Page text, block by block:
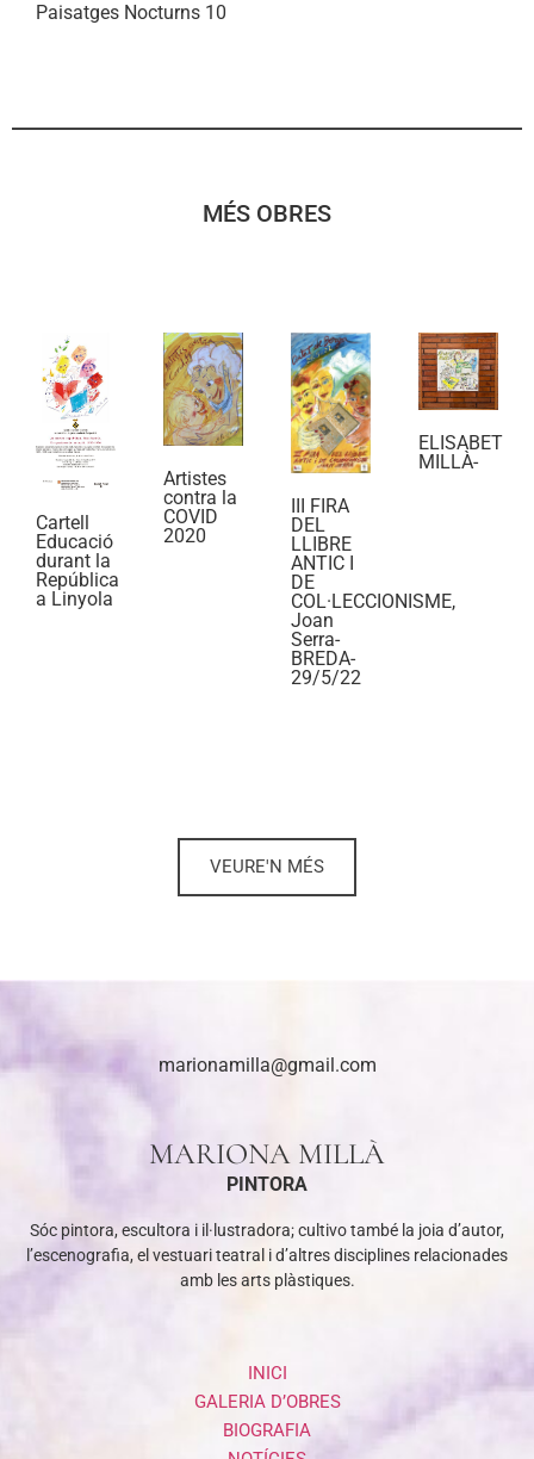
Paisatges Nocturns 10
MÉS OBRES
Cartell
Educació
durant la
República
a Linyola
Artistes
contra la
COVID
2020
III FIRA
DEL
LLIBRE
ANTIC I
DE
COL·LECCIONISME,
Joan
Serra-
BREDA-
29/5/22
ELISABET
MILLÀ-
VEURE'N MÉS
marionamilla@gmail.com
MARIONA MILLÀ
PINTORA
Sóc pintora, escultora i il·lustradora; cultivo també la joia d’autor,
l’escenografia, el vestuari teatral i d’altres disciplines relacionades
amb les arts plàstiques.
INICI
GALERIA D’OBRES
BIOGRAFIA